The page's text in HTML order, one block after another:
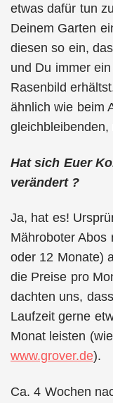
etwas dafür tun
Deinem Garten
diesen so ein,
und Du immer
Rasenbild
ähnlich wie beim
Hat sich Euer
verändert ?
Ja, hat es!
Mähroboter Abos
oder 12 Monate)
die Preise pro
dachten uns,
Laufzeit gerne
Monat leisten
www.grover.de).
Ca. 4 Wochen